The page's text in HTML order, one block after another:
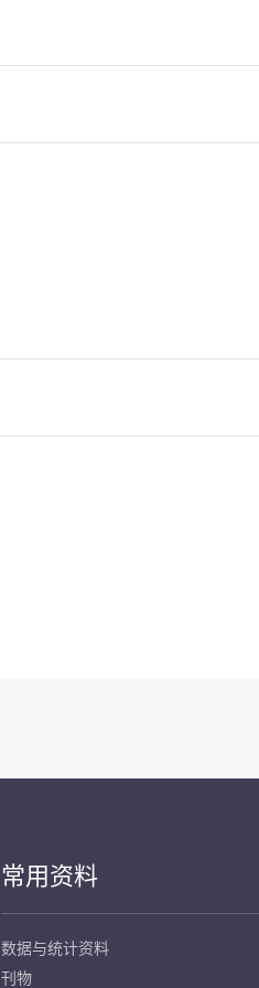
常用资料
数据与统计资料
刊物